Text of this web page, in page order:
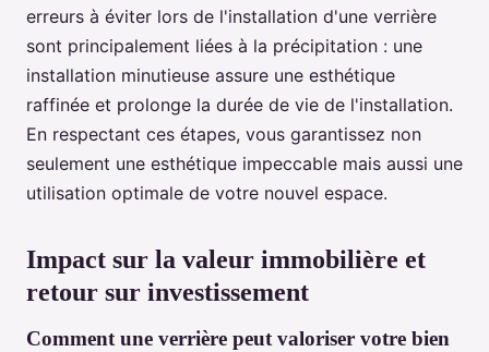
erreurs à éviter lors de l'installation d'une verrière
sont principalement liées à la précipitation : une
installation minutieuse assure une esthétique
raffinée et prolonge la durée de vie de l'installation.
En respectant ces étapes, vous garantissez non
seulement une esthétique impeccable mais aussi une
utilisation optimale de votre nouvel espace.
Impact sur la valeur immobilière et
retour sur investissement
Comment une verrière peut valoriser votre bien